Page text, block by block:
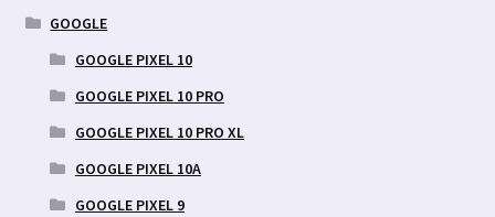
GOOGLE
GOOGLE PIXEL 10
GOOGLE PIXEL 10 PRO
GOOGLE PIXEL 10 PRO XL
GOOGLE PIXEL 10A
GOOGLE PIXEL 9